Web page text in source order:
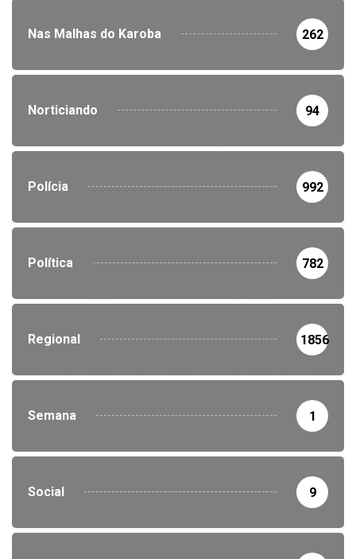
Nas Malhas do Karoba 262
Norticiando 94
Polícia 992
Política 782
Regional 1856
Semana 1
Social 9